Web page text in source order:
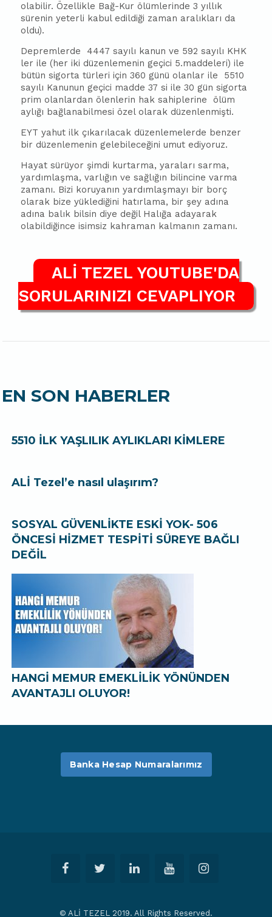
olabilir. Özellikle Bağ-Kur ölümlerinde 3 yıllık
sürenin yeterli kabul edildiği zaman aralıkları da
oldu).
Depremlerde 4447 sayılı kanun ve 592 sayılı KHK
ler ile (her iki düzenlemenin geçici 5.maddeleri) ile
bütün sigorta türleri için 360 günü olanlar ile 5510
sayılı Kanunun geçici madde 37 si ile 30 gün sigorta
prim olanlardan ölenlerin hak sahiplerine ölüm
aylığı bağlanabilmesi özel olarak düzenlenmişti.
EYT yahut ilk çıkarılacak düzenlemelerde benzer
bir düzenlemenin gelebileceğini umut ediyoruz.
Hayat sürüyor şimdi kurtarma, yaraları sarma,
yardımlaşma, varlığın ve sağlığın bilincine varma
zamanı. Bizi koruyanın yardımlaşmayı bir borç
olarak bize yüklediğini hatırlama, bir şey adına
adına balık bilsin diye değil Halığa adayarak
olabildiğince isimsiz kahraman kalmanın zamanı.
ALİ TEZEL YOUTUBE'DA
SORULARINIZI CEVAPLIYOR
EN SON HABERLER
5510 İLK YAŞLILIK AYLIKLARI KİMLERE
ALİ Tezel’e nasıl ulaşırım?
SOSYAL GÜVENLİKTE ESKİ YOK- 506
ÖNCESİ HİZMET TESPİTİ SÜREYE BAĞLI
DEĞİL
HANGİ MEMUR EMEKLİLİK YÖNÜNDEN
AVANTAJLI OLUYOR!
Banka Hesap Numaralarımız
© ALİ TEZEL 2019. All Rights Reserved.